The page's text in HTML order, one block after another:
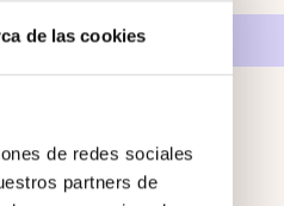
de las cookies
de redes sociales
partners de